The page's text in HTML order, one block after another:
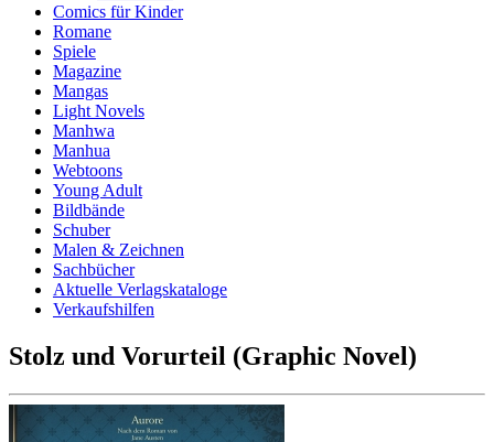
Comics für Kinder
Romane
Spiele
Magazine
Mangas
Light Novels
Manhwa
Manhua
Webtoons
Young Adult
Bildbände
Schuber
Malen & Zeichnen
Sachbücher
Aktuelle Verlagskataloge
Verkaufshilfen
Stolz und Vorurteil (Graphic Novel)